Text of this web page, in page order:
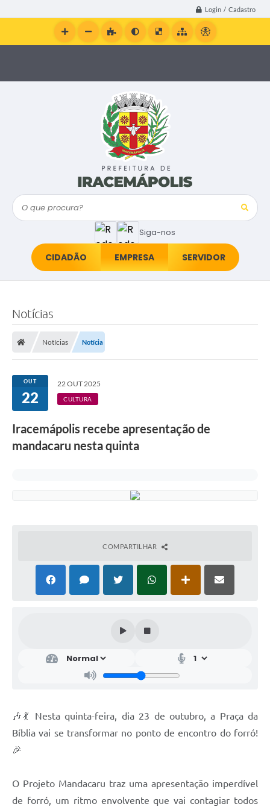
Login / Cadastro
Siga-nos
O que procura?
CIDADÃO EMPRESA SERVIDOR
Notícias
Notícias Notícia
OUT
22
22 OUT 2025
CULTURA
Iracemápolis recebe apresentação de
mandacaru nesta quinta
COMPARTILHAR
🎶💃 Nesta quinta-feira, dia 23 de outubro, a Praça da
Bíblia vai se transformar no ponto de encontro do forró!
🎉
O Projeto Mandacaru traz uma apresentação imperdível
de forró, um ritmo envolvente que vai contagiar todos